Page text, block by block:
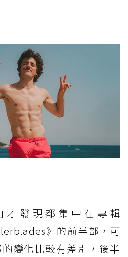
才發現都集中在專輯
》的前半部，可
變化比較有差別，後半